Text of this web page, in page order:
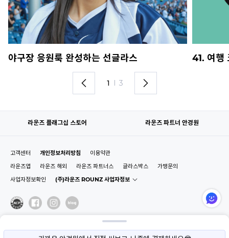
야구장 응원룩 완성하는 선글라스 41. 여행
1 3
라운즈 플래그십 스토어 라운즈 파트너 안경원
고객센터 개인정보처리방침
이용약관
라운즈앱
라운즈 해외 라운즈 파트너스 글라스박스
가맹문의
사업자정보확인
(주)라운즈 ROUNZ 사업자정보